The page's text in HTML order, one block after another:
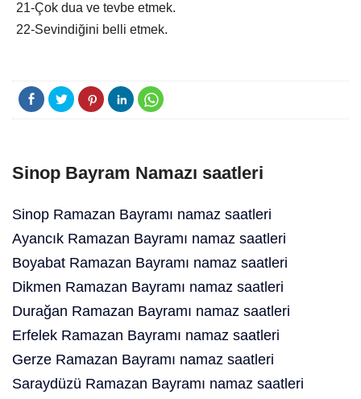
21-Çok dua ve tevbe etmek.
22-Sevindiğini belli etmek.
Sinop Bayram Namazı saatleri
Sinop Ramazan Bayramı namaz saatleri
Ayancık Ramazan Bayramı namaz saatleri
Boyabat Ramazan Bayramı namaz saatleri
Dikmen Ramazan Bayramı namaz saatleri
Durağan Ramazan Bayramı namaz saatleri
Erfelek Ramazan Bayramı namaz saatleri
Gerze Ramazan Bayramı namaz saatleri
Saraydüzü Ramazan Bayramı namaz saatleri